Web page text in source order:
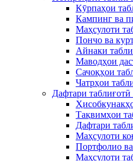
Кӯрпаҳои
Кампинг ва
Маҳсулоти
Пончо ва
Айнаки
Маводҳои
Сачоқҳои
Чатрҳои
Дафтари таблиғотӣ
Тақвимҳои
Дафтари
Маҳсулоти
Портфолио
Маҳсулоти